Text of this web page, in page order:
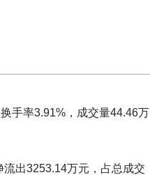
手率3.91%，成交量44.46万
出3253.14万元，占总成交